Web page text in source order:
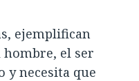
ejemplifican
el ser
y necesita que